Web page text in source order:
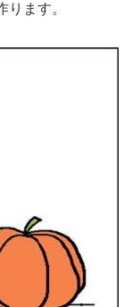
ます。